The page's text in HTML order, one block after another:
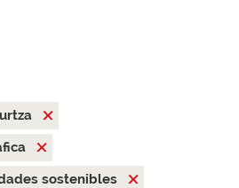
sostenibles